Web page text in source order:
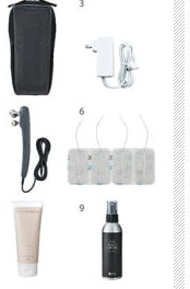
ーニング、ビューテ